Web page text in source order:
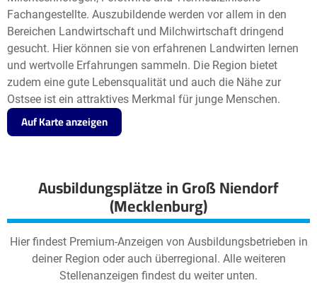
Fachangestellte. Auszubildende werden vor allem in den
Bereichen Landwirtschaft und Milchwirtschaft dringend
gesucht. Hier können sie von erfahrenen Landwirten lernen
und wertvolle Erfahrungen sammeln. Die Region bietet
zudem eine gute Lebensqualität und auch die Nähe zur
Ostsee ist ein attraktives Merkmal für junge Menschen.
Auf Karte anzeigen
Ausbildungsplätze in Groß Niendorf
(Mecklenburg)
Hier findest Premium-Anzeigen von Ausbildungsbetrieben in
deiner Region oder auch überregional. Alle weiteren
Stellenanzeigen findest du weiter unten.